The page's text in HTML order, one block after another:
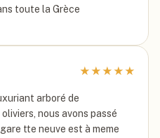
toute la Grèce
★★★★★
arboré de
nous avons passé
tte neuve est à meme